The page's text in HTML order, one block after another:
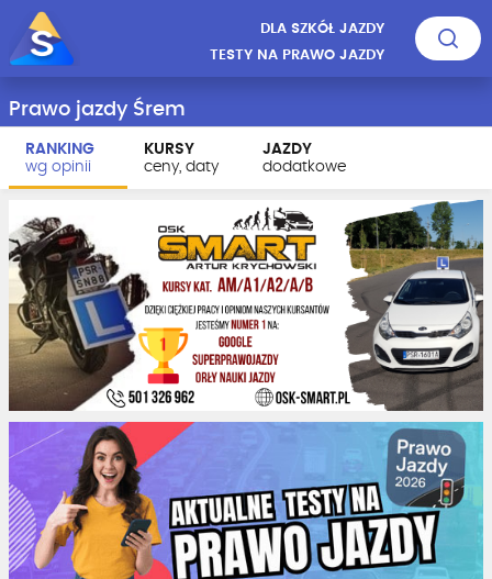
DLA SZKÓŁ JAZDY
TESTY NA PRAWO JAZDY
Prawo jazdy Śrem
RANKING
wg opinii
KURSY
ceny, daty
JAZDY
dodatkowe